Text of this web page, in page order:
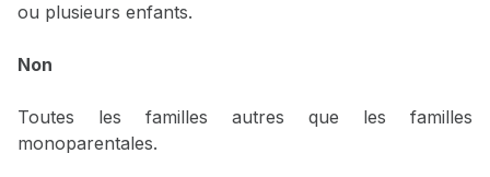
ou plusieurs enfants.
Non
Toutes les familles autres que les familles
monoparentales.